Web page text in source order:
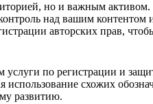
но и важным
над вашим
авторских прав,
по регистрации и
схожих
развитию.